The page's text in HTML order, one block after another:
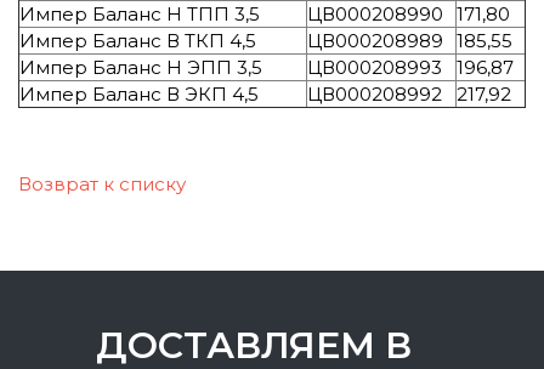
Импер Баланс Н ТПП 3,5
ЦВ000208990
171,80
Импер Баланс В ТКП 4,5
ЦВ000208989
185,55
Импер Баланс Н ЭПП 3,5
ЦВ000208993
196,87
Импер Баланс В ЭКП 4,5
ЦВ000208992 217,92
Возврат к списку
ДОСТАВЛЯЕМ В